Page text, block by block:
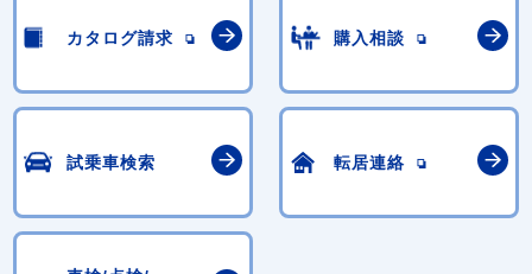
カタログ請求 購入相談
試乗車検索 転居連絡